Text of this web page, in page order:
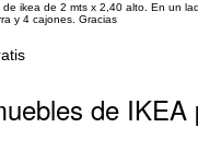
de ikea de 2 mts x 2,40 alto. En un
y 4 cajones. Gracias
de IKEA